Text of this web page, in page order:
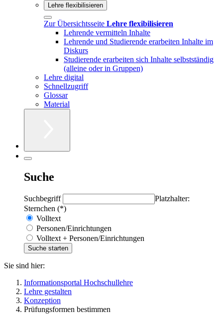
Lehre flexibilisieren
Zur Übersichtsseite Lehre flexibilisieren
Lehrende vermitteln Inhalte
Lehrende und Studierende erarbeiten Inhalte im
Diskurs
Studierende erarbeiten sich Inhalte selbstständig
(alleine oder in Gruppen)
Lehre digital
Schnellzugriff
Glossar
Material
Suche
Suchbegriff
Platzhalter:
Sternchen (*)
Volltext
Personen/Einrichtungen
Volltext + Personen/Einrichtungen
Sie sind hier:
Informationsportal Hochschullehre
Lehre gestalten
Konzeption
Prüfungsformen bestimmen